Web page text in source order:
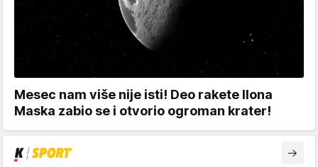
Mesec nam više nije isti! Deo rakete Ilona
Maska zabio se i otvorio ogroman krater!